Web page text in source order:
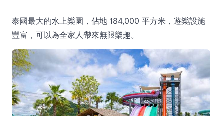
泰國最大的水上樂園，佔地 184,000 平方米，遊樂設施
豐富，可以為全家人帶來無限樂趣。